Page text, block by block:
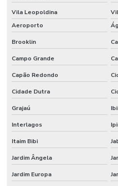
Tecido veludo atacado
Tecido veludo automotivo
Tecido veludo automotivo comprar
Tecido veludo comprar
Tecido veludo sintético
Veludo automotivo
Veludo sintético
Vendedor de papel de seda atacado
Vila Leopoldina
Aeroporto
Brooklin
Campo Grande
Capão Redondo
Cidade Dutra
Grajaú
Interlagos
Itaim Bibi
Jardim Ângela
Jardim Europa